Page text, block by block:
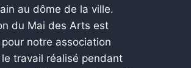
au dôme de la ville.
du Mai des Arts est
pour notre association
le travail réalisé pendant